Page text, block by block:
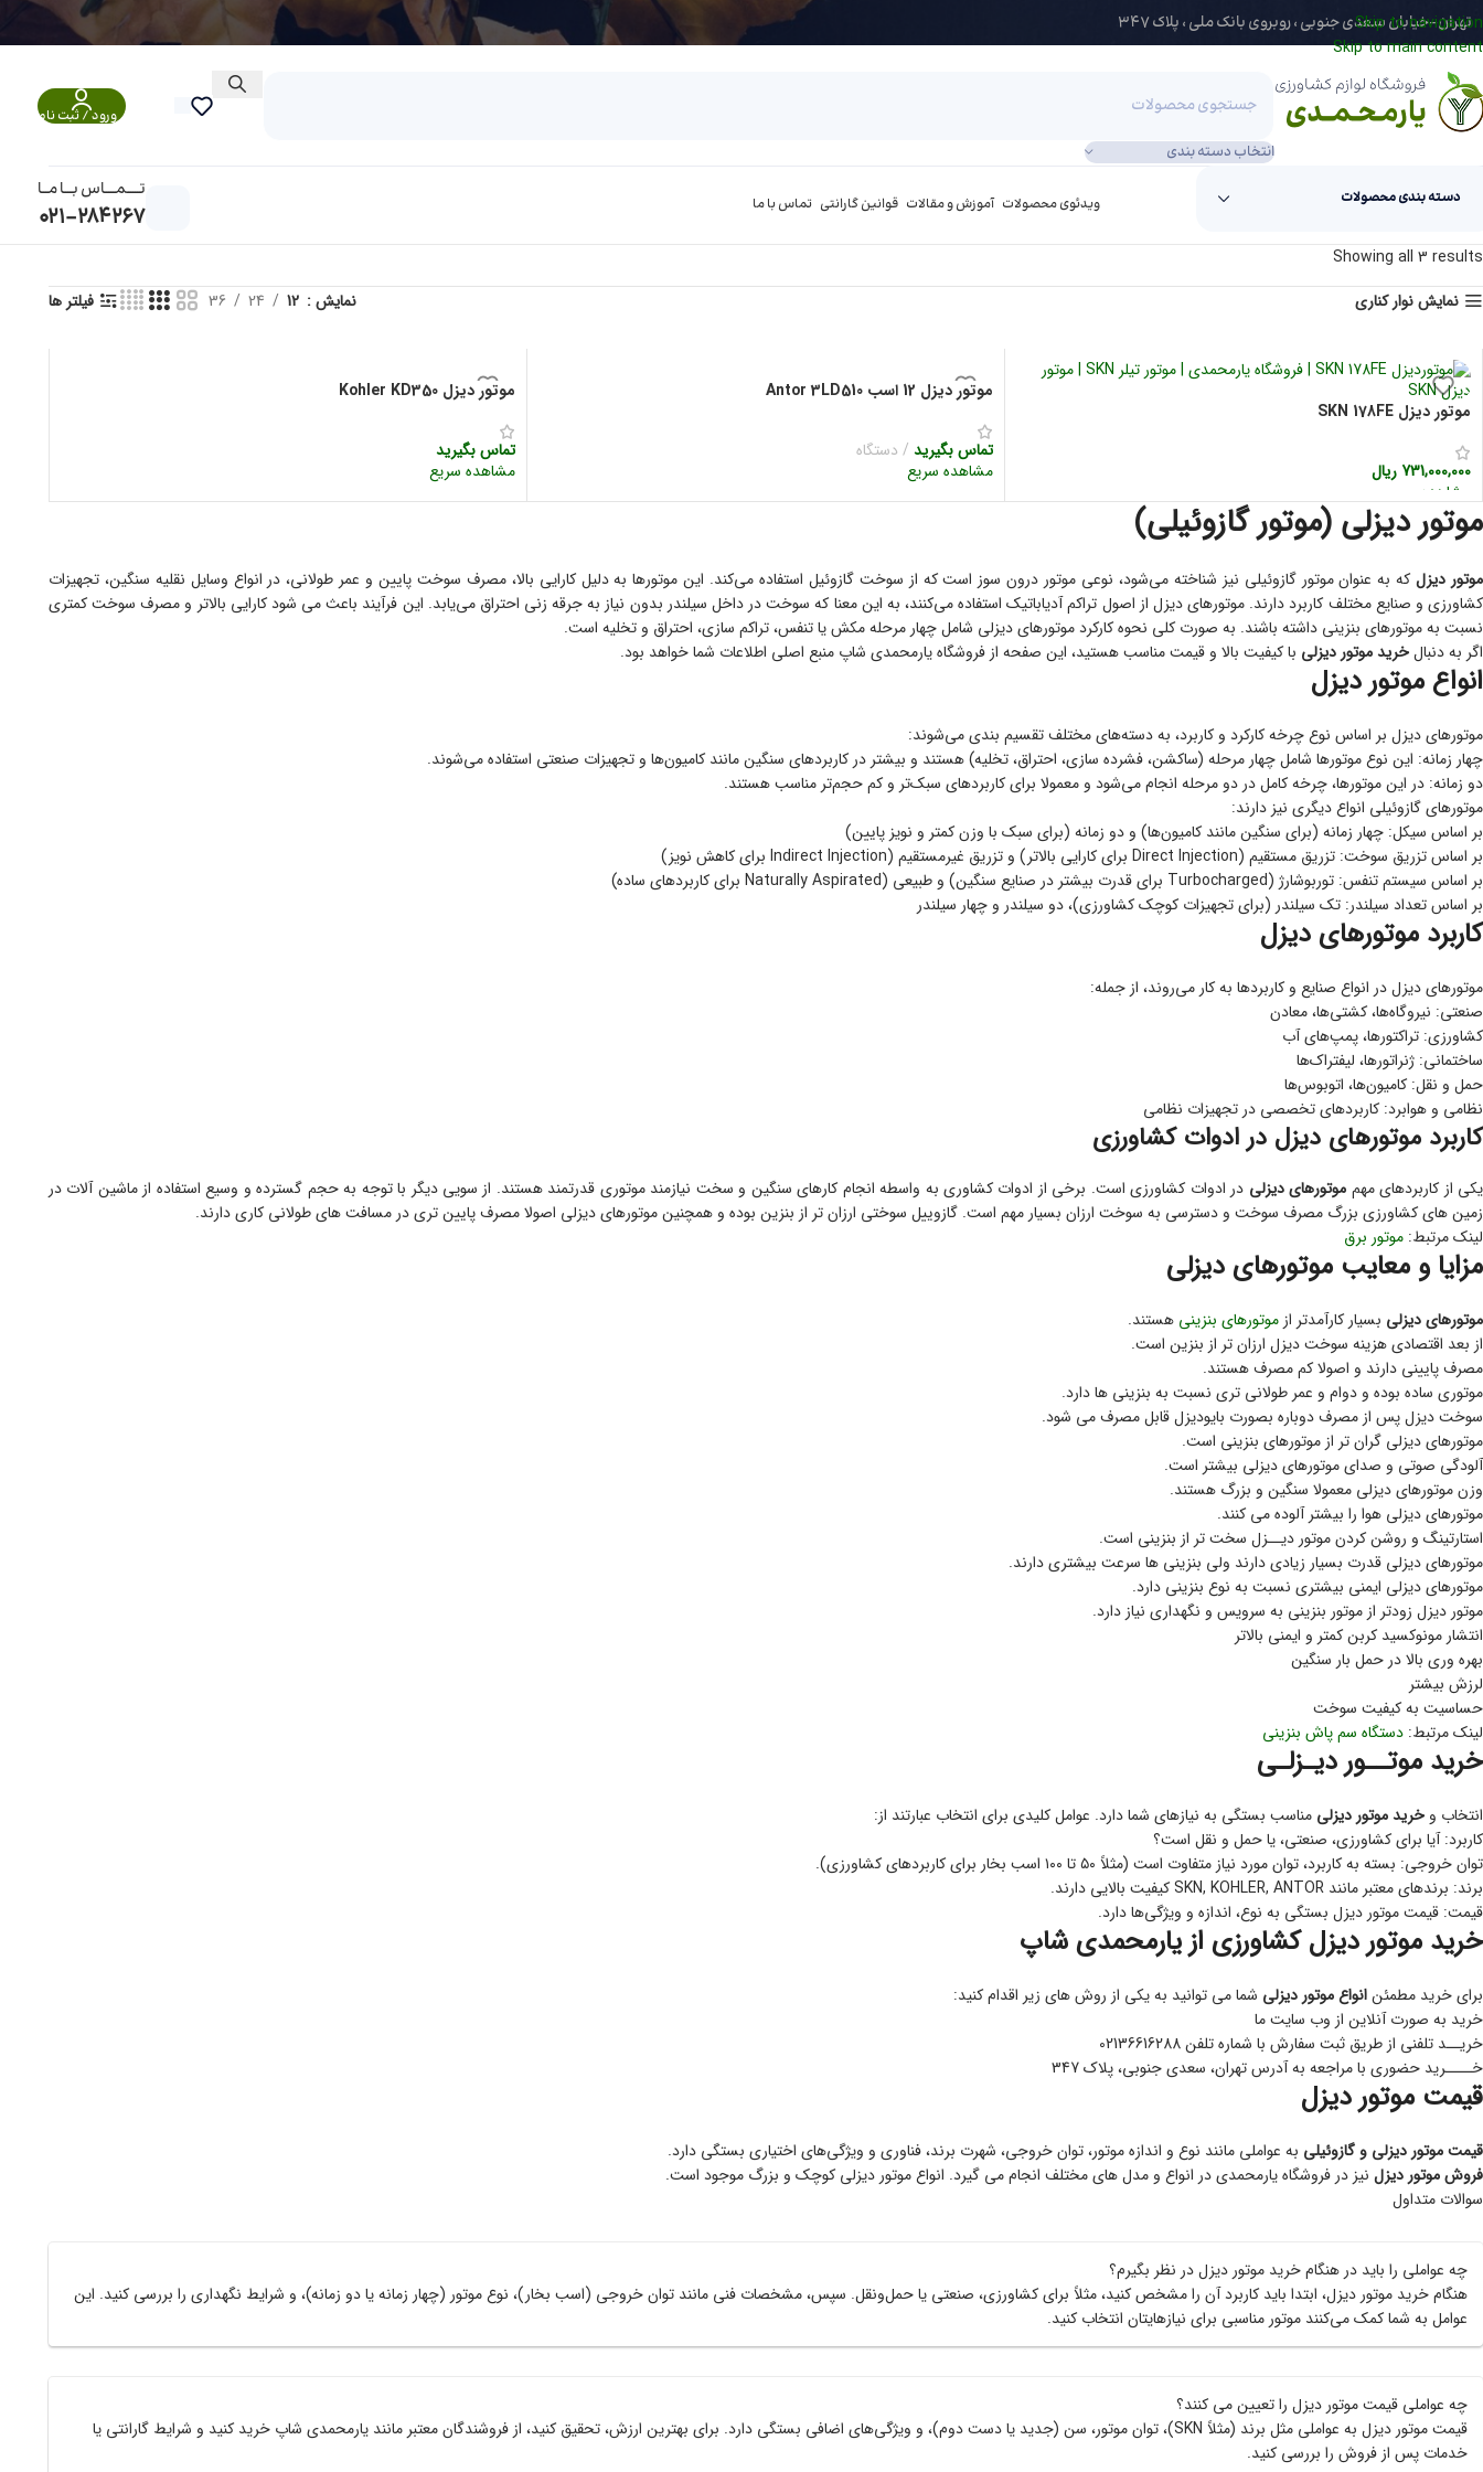
Skip to navigation
Skip to main content
تهران-خیابان سعدی جنوبی ، روبروی بانک ملی ، پلاک 347
انتخاب دسته بندی
ورود / ثبت نام
دسته بندی محصولات ویدئوی محصولات آموزش و مقالات قوانین گارانتی تماس با ما
تــــــمـــــاس بــــا مـــا
021-284267
Showing all 3 results
نمایش نوار کناری
نمایش 12
24
36 فیلتر ها
موتور دیزل SKN 178FE
731,000,000 ریال
مشاهده سریع
موتور دیزل 12 اسب Antor 3LD510
تماس بگیرید
دستگاه
مشاهده سریع
موتور دیزل Kohler KD350
تماس بگیرید
مشاهده سریع
موتور دیزلی (موتور گازوئیلی)
موتور دیزلکه به عنوان موتور گازوئیلی نیز شناخته می‌شود، نوعی موتور درون‌ سوز است که از سوخت گازوئیل استفاده می‌کند. این موتورها به دلیل کارایی بالا، مصرف سوخت پایین و عمر طولانی، در انواع وسایل نقلیه سنگین، تجهیزات
کشاورزی و صنایع مختلف کاربرد دارند. موتورهای دیزل از اصول تراکم آدیاباتیک استفاده می‌کنند، به این معنا که سوخت در داخل سیلندر بدون نیاز به جرقه‌ زنی احتراق می‌یابد. این فرآیند باعث می‌ شود کارایی بالاتر و مصرف سوخت کمتری
نسبت به موتورهای بنزینی داشته باشند. به صورت کلی نحوه کارکرد موتورهای دیزلی شامل چهار مرحله مکش یا تنفس، تراکم سازی، احتراق و تخلیه است.
اگر به دنبالخرید موتور دیزلی با کیفیت بالا و قیمت مناسب هستید، این صفحه از فروشگاه یارمحمدی شاپ منبع اصلی اطلاعات شما خواهد بود.
انواع موتور دیزل
موتورهای دیزل بر اساس نوع چرخه کارکرد و کاربرد، به دسته‌های مختلف تقسیم‌ بندی می‌شوند:
چهار زمانه: این نوع موتورها شامل چهار مرحله (ساکشن، فشرده‌ سازی، احتراق، تخلیه) هستند و بیشتر در کاربردهای سنگین مانند کامیون‌ها و تجهیزات صنعتی استفاده می‌شوند.
دو زمانه: در این موتورها، چرخه کامل در دو مرحله انجام می‌شود و معمولا برای کاربردهای سبک‌تر و کم‌ حجم‌تر مناسب هستند.
موتورهای گازوئیلی انواع دیگری نیز دارند:
بر اساس سیکل: چهار زمانه (برای سنگین مانند کامیون‌ها) و دو زمانه (برای سبک با وزن کمتر و نویز پایین)
بر اساس تزریق سوخت: تزریق مستقیم (Direct Injection برای کارایی بالاتر) و تزریق غیرمستقیم (Indirect Injection برای کاهش نویز)
بر اساس سیستم تنفس: توربوشارژ (Turbocharged برای قدرت بیشتر در صنایع سنگین) و طبیعی (Naturally Aspirated برای کاربردهای ساده)
بر اساس تعداد سیلندر: تک سیلندر (برای تجهیزات کوچک کشاورزی)، دو سیلندر و چهار سیلندر
کاربرد موتورهای دیزل
موتورهای دیزل در انواع صنایع و کاربردها به کار می‌روند، از جمله:
صنعتی: نیروگاه‌ها، کشتی‌ها، معادن
کشاورزی: تراکتورها، پمپ‌های آب
ساختمانی: ژنراتورها، لیفتراک‌ها
حمل و نقل: کامیون‌ها، اتوبوس‌ها
نظامی و هوابرد: کاربردهای تخصصی در تجهیزات نظامی
کاربرد موتورهای دیزل در ادوات کشاورزی
یکی از کاربردهای مهم موتورهای دیزلی در ادوات کشاورزی است. برخی از ادوات کشاوری به واسطه انجام کارهای سنگین و سخت نیازمند موتوری قدرتمند هستند. از سویی دیگر با توجه به حجم گسترده و وسیع استفاده از ماشین آلات در
زمین های کشاورزی بزرگ مصرف سوخت و دسترسی به سوخت ارزان بسیار مهم است. گازوییل سوختی ارزان تر از بنزین بوده و همچنین موتورهای دیزلی اصولا مصرف پایین تری در مسافت های طولانی کاری دارند.
لینک مرتبط: موتور برق
مزایا و معایب موتورهای دیزلی
موتورهای دیزلی بسیار کارآمدتر از موتورهای بنزینی هستند.
از بعد اقتصادی هزینه سوخت دیزل ارزان تر از بنزین است.
مصرف پایینی دارند و اصولا کم مصرف هستند.
موتوری ساده بوده و دوام و عمر طولانی تری نسبت به بنزینی ها دارد.
سوخت دیزل پس از مصرف دوباره بصورت بایودیزل قابل مصرف می شود.
موتورهای دیزلی گران تر از موتورهای بنزینی است.
آلودگی صوتی و صدای موتورهای دیزلی بیشتر است.
وزن موتورهای دیزلی معمولا سنگین و بزرگ هستند.
موتورهای دیزلی هوا را بیشتر آلوده می کنند.
استارتینگ و روشن کردن موتور دیــزل سخت تر از بنزینی است.
موتورهای دیزلی قدرت بسیار زیادی دارند ولی بنزینی ها سرعت بیشتری دارند.
موتورهای دیزلی ایمنی بیشتری نسبت به نوع بنزینی دارد.
موتور دیزل زودتر از موتور بنزینی به سرویس و نگهداری نیاز دارد.
انتشار مونوکسید کربن کمتر و ایمنی بالاتر
بهره‌ وری بالا در حمل بار سنگین
لرزش بیشتر
حساسیت به کیفیت سوخت
لینک مرتبط: دستگاه سم پاش بنزینی
خرید موتــور دیـزلـی
انتخاب و خرید موتور دیزلی مناسب بستگی به نیازهای شما دارد. عوامل کلیدی برای انتخاب عبارتند از:
کاربرد: آیا برای کشاورزی، صنعتی، یا حمل و نقل است؟
توان خروجی: بسته به کاربرد، توان مورد نیاز متفاوت است (مثلاً ۵۰ تا ۱۰۰ اسب بخار برای کاربردهای کشاورزی).
برند: برندهای معتبر مانند SKN, KOHLER, ANTOR کیفیت بالایی دارند.
قیمت: قیمت موتور دیزل بستگی به نوع، اندازه و ویژگی‌ها دارد.
خرید موتور دیزل کشاورزی از یارمحمدی شاپ
برای خرید مطمئنانواع موتور دیزلی شما می توانید به یکی از روش های زیر اقدام کنید:
خرید به صورت آنلاین از وب سایت ما
خریــد تلفنی از طریق ثبت سفارش با شماره تلفن 02136616288
خــــرید حضوری با مراجعه به آدرس تهران، سعدی جنوبی، پلاک 347
قیمت موتور دیزل
قیمت موتور دیزلی و گازوئیلی به عواملی مانند نوع و اندازه موتور، توان خروجی، شهرت برند، فناوری و ویژگی‌های اختیاری بستگی دارد.
فروش موتور دیزل نیز در فروشگاه یارمحمدی در انواع و مدل های مختلف انجام می گیرد. انواع موتور دیزلی کوچک و بزرگ موجود است.
سوالات متداول
چه عواملی را باید در هنگام خرید موتور دیزل در نظر بگیرم؟
هنگام خرید موتور دیزل، ابتدا باید کاربرد آن را مشخص کنید، مثلاً برای کشاورزی، صنعتی یا حمل‌ونقل. سپس، مشخصات فنی مانند توان خروجی (اسب بخار)، نوع موتور (چهار زمانه یا دو زمانه)، و شرایط نگهداری را بررسی کنید. این
عوامل به شما کمک می‌کنند موتور مناسبی برای نیازهایتان انتخاب کنید.
چه عواملی قیمت موتور دیزل را تعیین می‌ کنند؟
قیمت موتور دیزل به عواملی مثل برند (مثلاً SKN)، توان موتور، سن (جدید یا دست‌ دوم)، و ویژگی‌های اضافی بستگی دارد. برای بهترین ارزش، تحقیق کنید، از فروشندگان معتبر مانند یارمحمدی شاپ خرید کنید و شرایط گارانتی یا
خدمات پس از فروش را بررسی کنید.
284267-021